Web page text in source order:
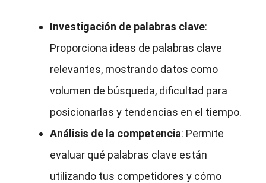
Investigación de palabras clave:
Proporciona ideas de palabras clave
relevantes, mostrando datos como
volumen de búsqueda, dificultad para
posicionarlas y tendencias en el tiempo.
Análisis de la competencia: Permite
evaluar qué palabras clave están
utilizando tus competidores y cómo